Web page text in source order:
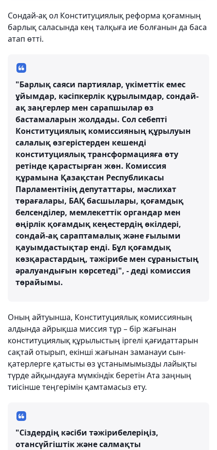
Сондай-ақ ол Конституциялық реформа қоғамның
барлық саласында кең талқыға ие болғанын да баса
атап өтті.
"Барлық саяси партиялар, үкіметтік емес
ұйымдар, кәсіпкерлік құрылымдар, сондай-
ақ заңгерлер мен сарапшылар өз
бастамаларын жолдады. Сол себепті
Конституциялық комиссияның құрылуын
салалық өзгерістерден кешенді
конституциялық трансформацияға өту
ретінде қарастырған жөн. Комиссия
құрамына Қазақстан Республикасы
Парламентінің депутаттары, мәслихат
төрағалары, БАҚ басшылары, қоғамдық
белсенділер, мемлекеттік органдар мен
өңірлік қоғамдық кеңестердің өкілдері,
сондай-ақ сараптамалық және ғылыми
қауымдастықтар енді. Бұл қоғамдық
көзқарастардың, тәжірибе мен сұраныстың
әралуандығын көрсетеді", - деді комиссия
төрайымы.
Оның айтуынша, Конституциялық комиссияның
алдында айрықша миссия тұр – бір жағынан
конституциялық құрылыстың іргелі қағидаттарын
сақтай отырып, екінші жағынан заманауи сын-
қатерлерге қатысты өз ұстанымымызды лайықты
түрде айқындауға мүмкіндік беретін Ата заңның
тиісінше теңгерімін қамтамасыз ету.
"Сіздердің кәсіби тәжірибелеріңіз,
отансүйгіштік және салмақты